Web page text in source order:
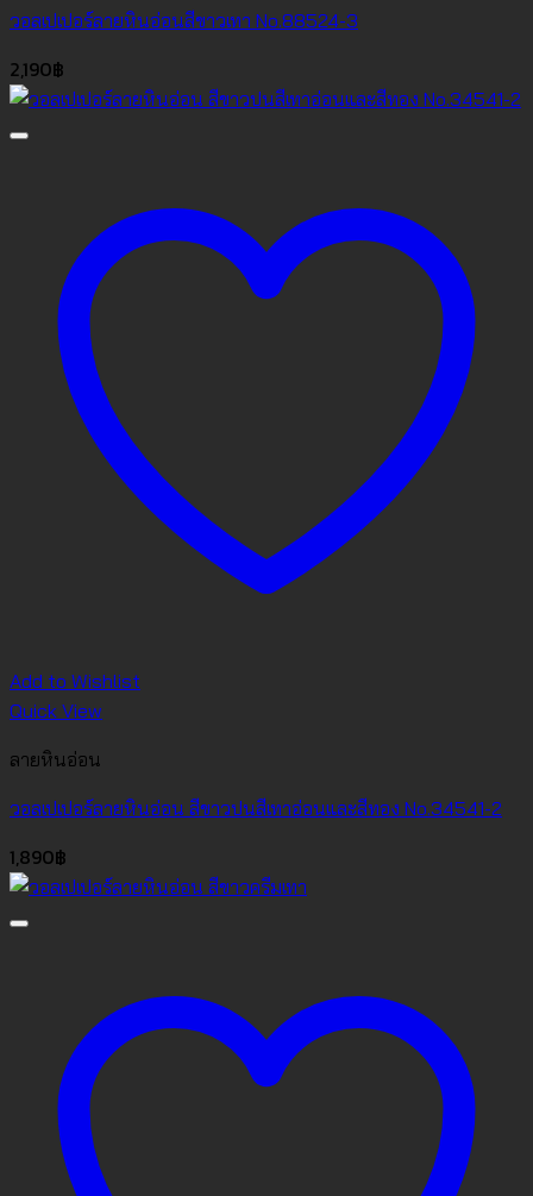
วอลเปเปอร์ลายหินอ่อนสีขาวเทา No.88524-3
2,190฿
Add to Wishlist
Quick View
ลายหินอ่อน
วอลเปเปอร์ลายหินอ่อน สีขาวปนสีเทาอ่อนและสีทอง No.34541-2
1,890฿